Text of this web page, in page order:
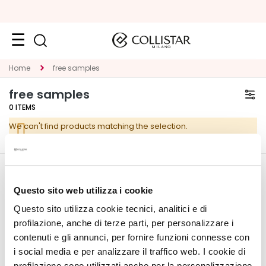
Questo sito web utilizza i cookie
Questo sito utilizza cookie tecnici, analitici e di
profilazione, anche di terze parti, per personalizzare i
contenuti e gli annunci, per fornire funzioni connesse con
i social media e per analizzare il traffico web. I cookie di
Face
C
A
T
E
G
Y
S
p
e
c
Home free samples
free samples
0 ITEMS
We can't find products matching the selection.
Contact
Accessibility Statement
Address Book
My Orders
My Wishlist
My Returns